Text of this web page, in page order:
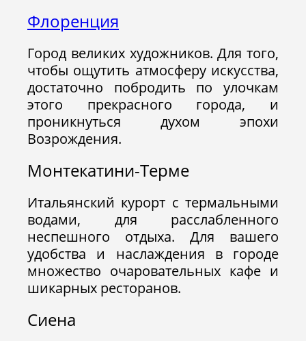
Флоренция
Город великих художников. Для того,
чтобы ощутить атмосферу искусства,
достаточно побродить по улочкам
этого прекрасного города, и
проникнуться духом эпохи
Возрождения.
Монтекатини-Терме
Итальянский курорт с термальными
водами, для расслабленного
неспешного отдыха. Для вашего
удобства и наслаждения в городе
множество очаровательных кафе и
шикарных ресторанов.
Сиена